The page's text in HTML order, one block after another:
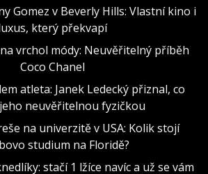
Gomez v Beverly Hills: Vlastní kino i
který překvapí
vrchol módy: Neuvěřitelný příběh
Coco Chanel
atleta: Janek Ledecký přiznal, co
neuvěřitelnou fyzičkou
na univerzitě v USA: Kolik stojí
studium na Floridě?
stačí 1 lžíce navíc a už se vám